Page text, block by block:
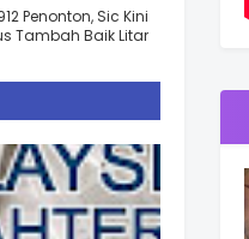
Penonton, Sic Kini
Tambah Baik Litar